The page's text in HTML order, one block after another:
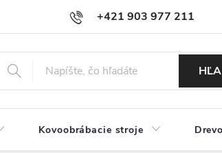
+421 903 977 211
Podmienky ochrany osobných údajov
Kovoobrábacie stroje